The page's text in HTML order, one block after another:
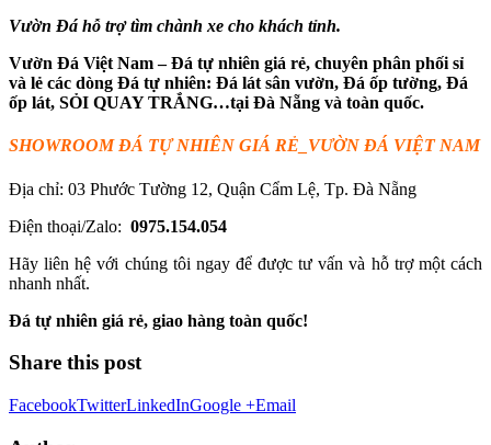
Vườn Đá hỗ trợ tìm chành xe cho khách tỉnh.
Vườn Đá Việt Nam – Đá tự nhiên giá rẻ, chuyên phân phối sỉ
và lẻ các dòng Đá tự nhiên: Đá lát sân vườn, Đá ốp tường, Đá
ốp lát, SỎI QUAY TRẮNG…tại Đà Nẵng và toàn quốc.
SHOWROOM ĐÁ TỰNHIÊN GIÁ RẺ _VƯỜN ĐÁ VIỆT NAM
Địa chỉ: 03 Phước Tường 12, Quận Cẩm Lệ, Tp. Đà Nẵng
Điện thoại/Zalo: 0975.154.054
Hãy liên hệ với chúng tôi ngay để được tư vấn và hỗ trợ một cách
nhanh nhất.
Đá tự nhiên giá rẻ, giao hàng toàn quốc!
Share this post
FacebookTwitterLinkedInGoogle +Email